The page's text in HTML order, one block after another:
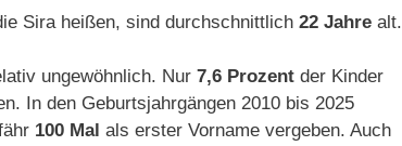
Sira heißen, sind durchschnittlich 22 Jahre alt.
ungewöhnlich. Nur 7,6 Prozent der Kinder
In den Geburtsjahrgängen 2010 bis 2025
100 Mal als erster Vorname vergeben. Auch